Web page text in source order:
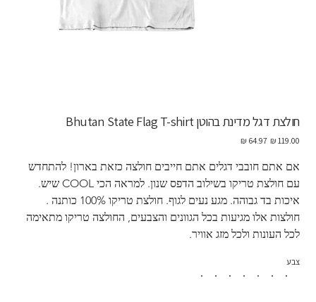
חולצת דגל מדינת בהוטן Bhutan State Flag T-shirt
מחיר
מחיר
‏64.97 ‏₪
אם אתם חובבי דגלים אתם חייבים חולצה כזאת בארון! להתחדש
עם חולצת טריקו בשילוב הדפס שנון. למראה הכי COOL שיש.
איכות בד גבוהה. מגע נעים לגוף. חולצת טריקו 100% כותנה .
חולצות אלו מגיעות בכל הגוונים והצבעים, החולצה טריקו מתאימה
לכל העונות ולכל מזג אוויר.
צבע